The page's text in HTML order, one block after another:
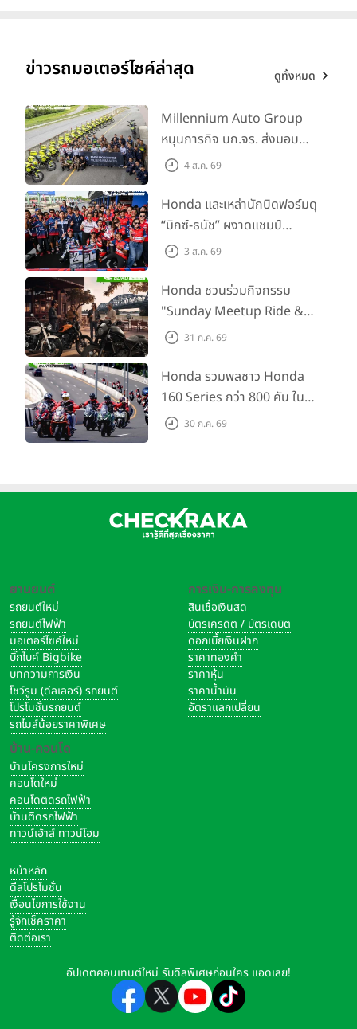
ข่าวรถมอเตอร์ไซค์ล่าสุด ดูทั้งหมด
Millennium Auto Group
หนุนภารกิจ บก.จร. ส่งมอบ
BMW R 1300 GS และ F 900
พร้อม ยกระดับทักษะการขับขี่
เสริมศักยภาพตำรวจจราจร
4 ส.ค. 69
Honda และเหล่านักบิดฟอร์มดุ
“มิกซ์-ธนัช” ผงาดแชมป์
SS600 2 สนามติด “ข้าวกล้อง”
สนาม 2
3 ส.ค. 69
Honda ชวนร่วมกิจกรรม
"Sunday Meetup Ride &
Soul" จิบกาแฟ พูดคุย แลก
กัน 16 ส.ค. นี้
31 ก.ค. 69
Honda รวมพลชาว Honda
160 Series กว่า 800 คัน ใน
งาน “THE ONE-SIXTI-ER ตัว
30 ก.ค. 69
ยานยนต์
รถยนต์ใหม่
รถยนต์ไฟฟ้า
มอเตอร์ไซค์ใหม่
บิ๊กไบค์ Bigbike
บทความการเงิน
โชว์รูม (ดีลเลอร์) รถยนต์
โปรโมชั่นรถยนต์
รถไมล์น้อยราคาพิเศษ
บ้าน-คอนโด
บ้านโครงการใหม่
คอนโดใหม่
คอนโดติดรถไฟฟ้า
บ้านติดรถไฟฟ้า
ทาวน์เฮ้าส์ ทาวน์โฮม
การเงิน-การลงทุน
สินเชื่อเงินสด
บัตรเครดิต / บัตรเดบิต
ดอกเบี้ยเงินฝาก
ราคาทองคำ
ราคาหุ้น
ราคาน้ำมัน
อัตราแลกเปลี่ยน
หน้าหลัก
ดีลโปรโมชั่น
เงื่อนไขการใช้งาน
รู้จักเช็คราคา
ติดต่อเรา
อัปเดตคอนเทนต์ใหม่ รับดีลพิเศษก่อนใคร แอดเลย!